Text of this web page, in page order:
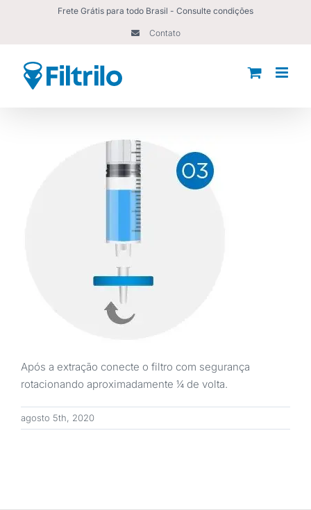
conteúdo
Frete Grátis para todo Brasil - Consulte condições
Contato
Após a extração conecte o filtro com segurança
rotacionando aproximadamente ¼ de volta.
agosto 5th, 2020